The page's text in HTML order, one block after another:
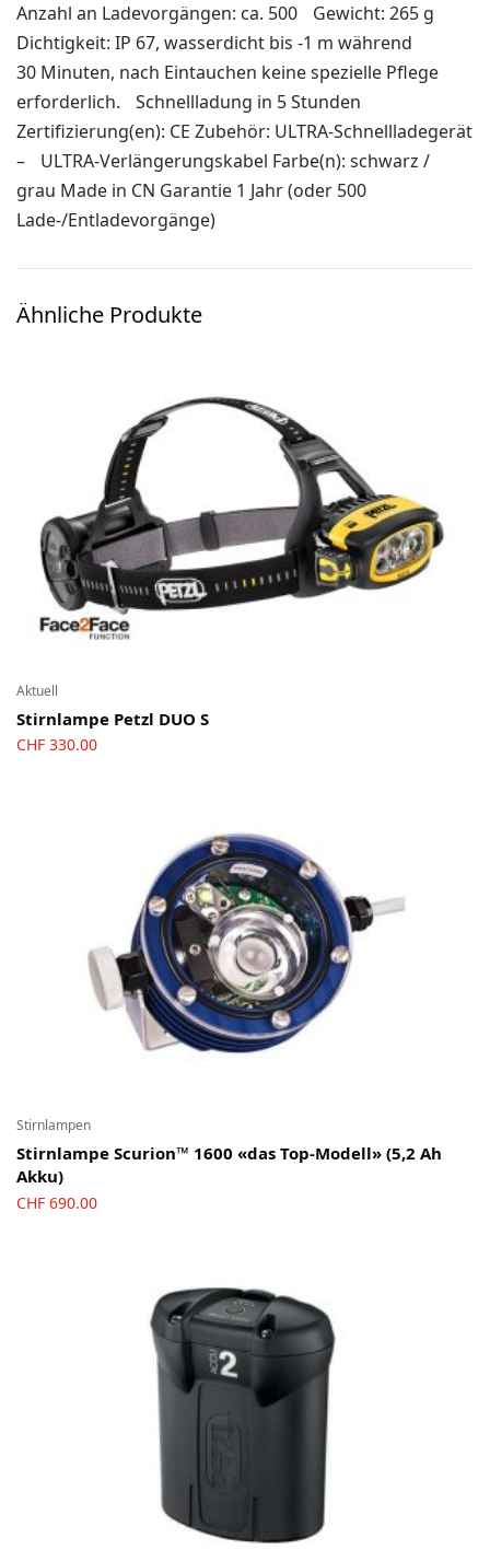
Anzahl an Ladevorgängen: ca. 500 Gewicht: 265 g
Dichtigkeit: IP 67, wasserdicht bis -1 m während
30 Minuten, nach Eintauchen keine spezielle Pflege
erforderlich. Schnellladung in 5 Stunden
Zertifizierung(en): CE Zubehör: ULTRA-Schnellladegerät
– ULTRA-Verlängerungskabel Farbe(n): schwarz /
grau Made in CN Garantie 1 Jahr (oder 500
Lade-/Entladevorgänge)
Ähnliche Produkte
Aktuell
Stirnlampe Petzl DUO S
CHF 330.00
Stirnlampen
Stirnlampe Scurion™ 1600 «das Top-Modell» (5,2 Ah
Akku)
CHF 690.00